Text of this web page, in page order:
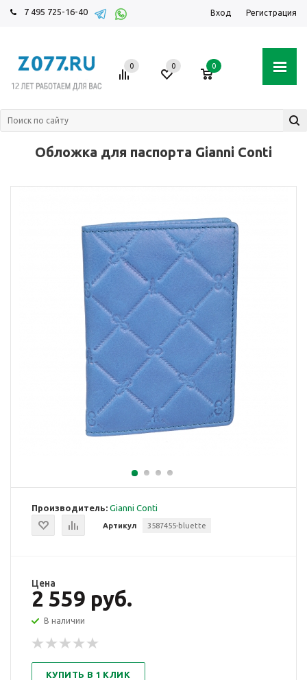
7 495 725-16-40 Вход Регистрация
0 0 0
Обложка для паспорта Gianni Conti
Производитель: Gianni Conti
Артикул 3587455-bluette
Цена
2 559 руб.
В наличии
КУПИТЬ В 1 КЛИК